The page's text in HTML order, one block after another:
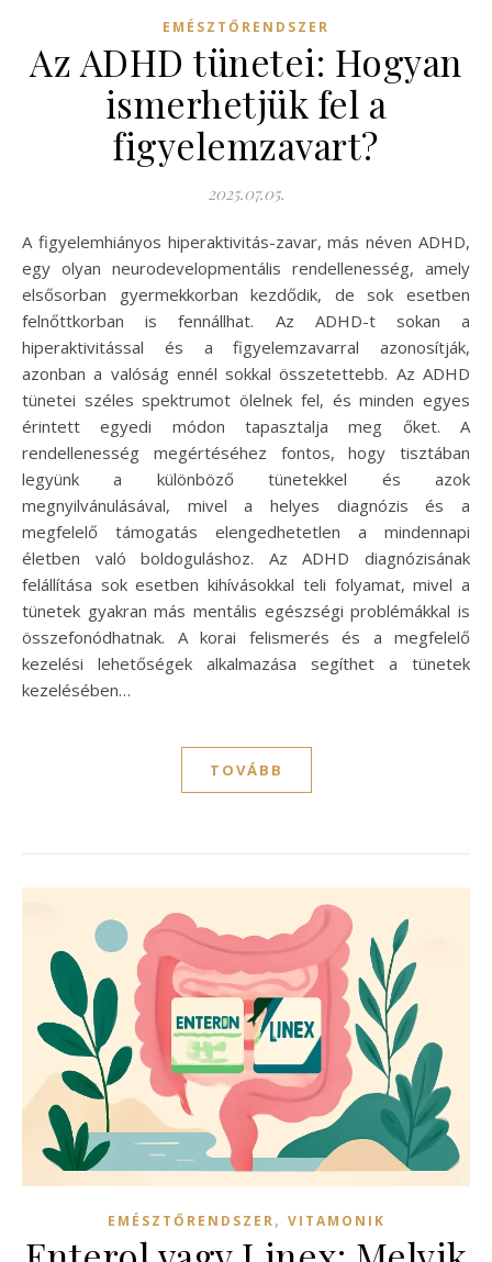
EMÉSZTŐRENDSZER
Az ADHD tünetei: Hogyan
ismerhetjük fel a
figyelemzavart?
2025.07.05.
A figyelemhiányos hiperaktivitás-zavar, más néven ADHD,
egy olyan neurodevelopmentális rendellenesség, amely
elsősorban gyermekkorban kezdődik, de sok esetben
felnőttkorban is fennállhat. Az ADHD-t sokan a
hiperaktivitással és a figyelemzavarral azonosítják,
azonban a valóság ennél sokkal összetettebb. Az ADHD
tünetei széles spektrumot ölelnek fel, és minden egyes
érintett egyedi módon tapasztalja meg őket. A
rendellenesség megértéséhez fontos, hogy tisztában
legyünk a különböző tünetekkel és azok
megnyilvánulásával, mivel a helyes diagnózis és a
megfelelő támogatás elengedhetetlen a mindennapi
életben való boldoguláshoz. Az ADHD diagnózisának
felállítása sok esetben kihívásokkal teli folyamat, mivel a
tünetek gyakran más mentális egészségi problémákkal is
összefonódhatnak. A korai felismerés és a megfelelő
kezelési lehetőségek alkalmazása segíthet a tünetek
kezelésében…
TOVÁBB
EMÉSZTŐRENDSZER, VITAMONIK